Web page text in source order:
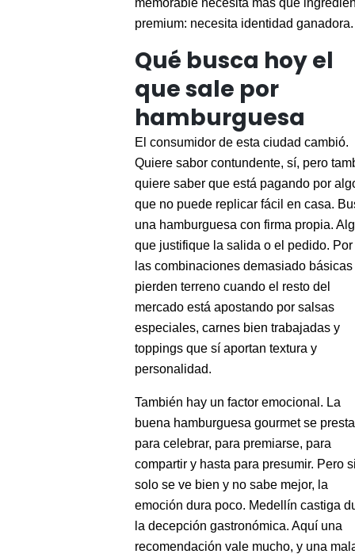
memorable necesita más que
premium: necesita identidad ganadora.
Qué busca hoy el
que sale por
hamburguesa
El consumidor de esta ciudad cambió.
Quiere sabor contundente, sí, pero
quiere saber que está pagando por
que no puede replicar fácil en casa.
una hamburguesa con firma propia.
que justifique la salida o el pedido. Por
las combinaciones demasiado básicas
pierden terreno cuando el resto del
mercado está apostando por salsas
especiales, carnes bien trabajadas y
toppings que sí aportan textura y
personalidad.
También hay un factor emocional. La
buena hamburguesa gourmet se presta
para celebrar, para premiarse, para
compartir y hasta para presumir. Pero
solo se ve bien y no sabe mejor, la
emoción dura poco. Medellín castiga
la decepción gastronómica. Aquí una
recomendación vale mucho, y una